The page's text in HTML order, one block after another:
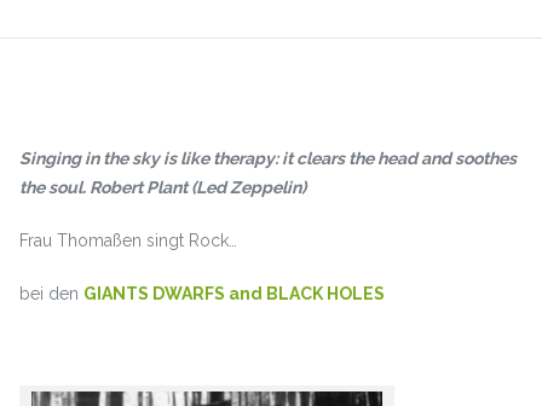
Singing in the sky is like therapy: it clears the head and soothes
the soul. Robert Plant (Led Zeppelin)
Frau Thomaßen singt Rock…
bei den GIANTS DWARFS and BLACK HOLES